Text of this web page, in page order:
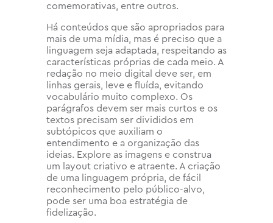
comemorativas, entre outros.
Há conteúdos que são apropriados para
mais de uma mídia, mas é preciso que a
linguagem seja adaptada, respeitando as
características próprias de cada meio. A
redação no meio digital deve ser, em
linhas gerais, leve e fluída, evitando
vocabulário muito complexo. Os
parágrafos devem ser mais curtos e os
textos precisam ser divididos em
subtópicos que auxiliam o
entendimento e a organização das
ideias. Explore as imagens e construa
um layout criativo e atraente. A criação
de uma linguagem própria, de fácil
reconhecimento pelo público-alvo,
pode ser uma boa estratégia de
fidelização.